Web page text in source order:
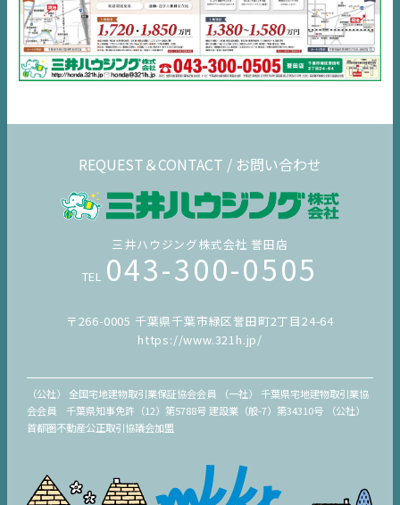
REQUEST＆CONTACT / お問い合わせ
三井ハウジング株式会社 誉田店
TEL 043-300-0505
〒266-0005 千葉県千葉市緑区誉田町2丁目24-64
https://www.321h.jp/
（公社） 全国宅地建物取引業保証協会会員 （一社） 千葉県宅地建物取引業協
会会員 千葉県知事免許（12）第5788号 建設業（般-7）第34310号 （公社）
首都圏不動産公正取引協議会加盟